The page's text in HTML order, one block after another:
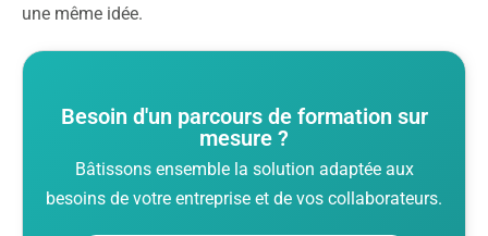
une même idée.
Besoin d'un parcours de formation sur
mesure ?
Bâtissons ensemble la solution adaptée aux
besoins de votre entreprise et de vos collaborateurs.